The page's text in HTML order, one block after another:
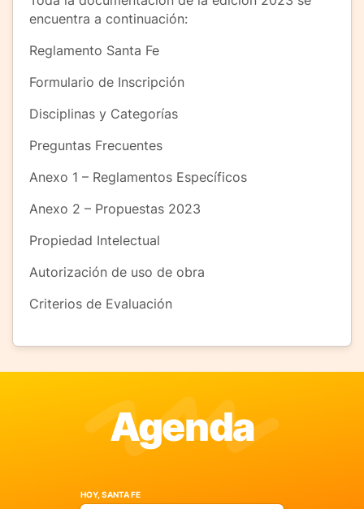
encuentra a continuación:
Reglamento Santa Fe
Formulario de Inscripción
Disciplinas y Categorías
Preguntas Frecuentes
Anexo 1 – Reglamentos Específicos
Anexo 2 – Propuestas 2023
Propiedad Intelectual
Autorización de uso de obra
Criterios de Evaluación
Agenda
HOY, SANTA FE